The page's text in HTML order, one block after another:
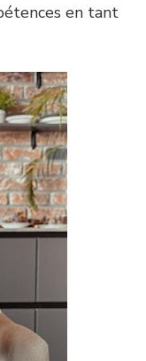
en tant